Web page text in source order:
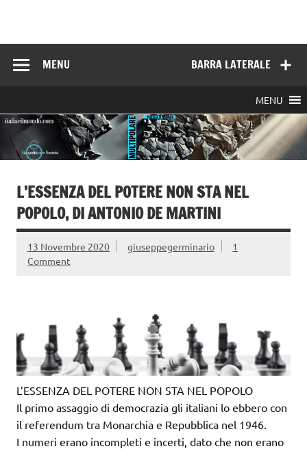
BARRA LATERALE
MENU
MENU
L’ESSENZA DEL POTERE NON STA NEL
POPOLO, DI ANTONIO DE MARTINI
13 Novembre 2020 giuseppegerminario
1
Comment
L’ESSENZA DEL POTERE NON STA NEL POPOLO
Il primo assaggio di democrazia gli italiani lo ebbero con
il referendum tra Monarchia e Repubblica nel 1946.
I numeri erano incompleti e incerti, dato che non erano